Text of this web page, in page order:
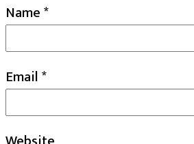
Name*
Email*